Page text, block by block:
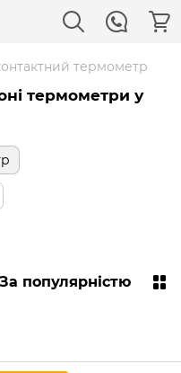
термометр
термометри у
За популярністю